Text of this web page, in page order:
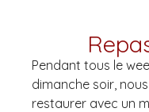
Pendant tous le
dimanche soir,
restaurer avec un